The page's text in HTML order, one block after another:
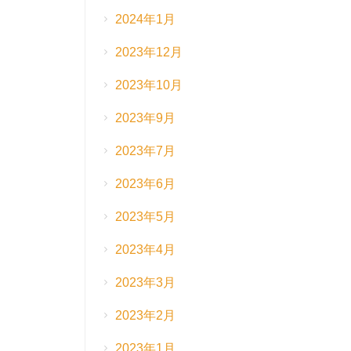
2024年1月
2023年12月
2023年10月
2023年9月
2023年7月
2023年6月
2023年5月
2023年4月
2023年3月
2023年2月
2023年1月